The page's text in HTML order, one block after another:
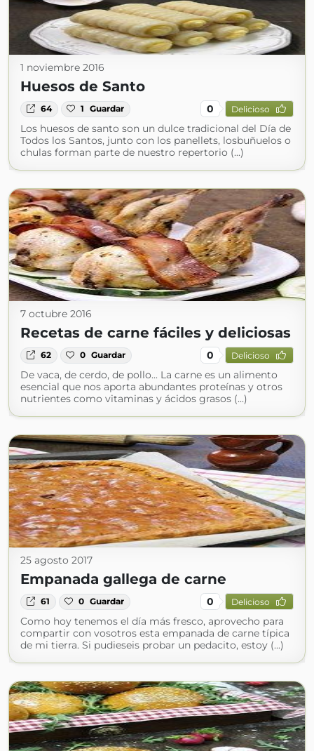
1 noviembre 2016
Huesos de Santo
64 1 Guardar 0 Delicioso
Los huesos de santo son un dulce tradicional del Día de
Todos los Santos, junto con los panellets, losbuñuelos o
chulas forman parte de nuestro repertorio (...)
7 octubre 2016
Recetas de carne fáciles y deliciosas
62 0 Guardar 0 Delicioso
De vaca, de cerdo, de pollo... La carne es un alimento
esencial que nos aporta abundantes proteínas y otros
nutrientes como vitaminas y ácidos grasos (...)
25 agosto 2017
Empanada gallega de carne
61 0 Guardar 0 Delicioso
Como hoy tenemos el día más fresco, aprovecho para
compartir con vosotros esta empanada de carne típica
de mi tierra. Si pudieseis probar un pedacito, estoy (...)